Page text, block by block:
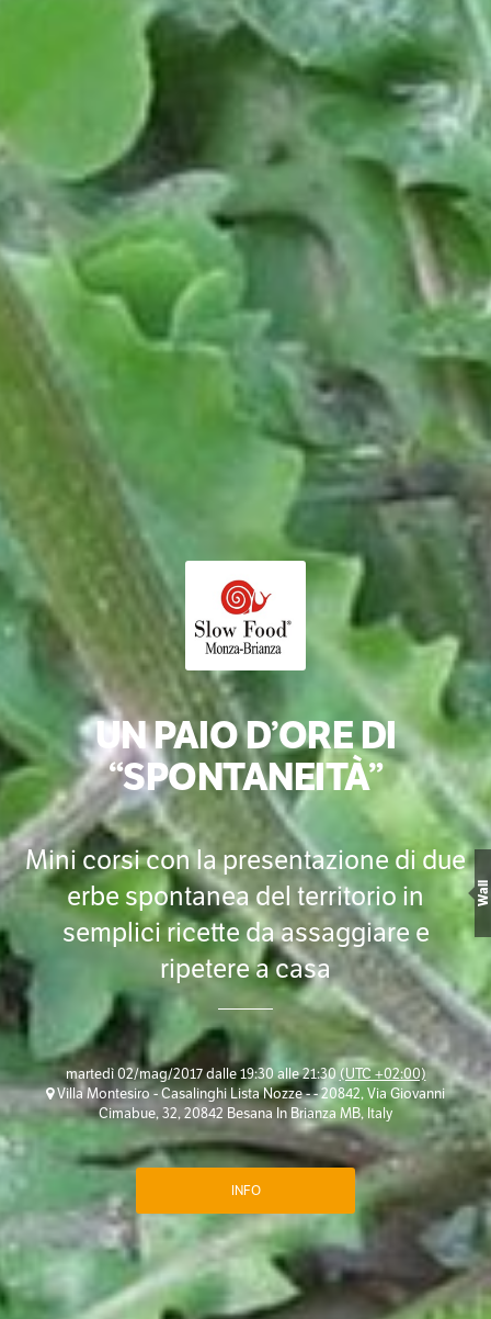
UN PAIO D’ORE DI
“SPONTANEITÀ”
Mini corsi con la presentazione di due
erbe spontanea del territorio in
semplici ricette da assaggiare e
ripetere a casa
martedì 02/mag/2017 dalle 19:30 alle 21:30(UTC +02:00)
Villa Montesiro - Casalinghi Lista Nozze - - 20842, Via Giovanni
Cimabue, 32, 20842 Besana In Brianza MB, Italy
INFO
Wall